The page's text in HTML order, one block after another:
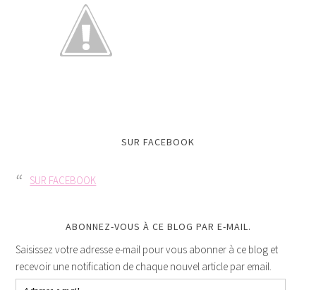
SUR FACEBOOK
SUR FACEBOOK
ABONNEZ-VOUS À CE BLOG PAR E-MAIL.
Saisissez votre adresse e-mail pour vous abonner à ce blog et
recevoir une notification de chaque nouvel article par email.